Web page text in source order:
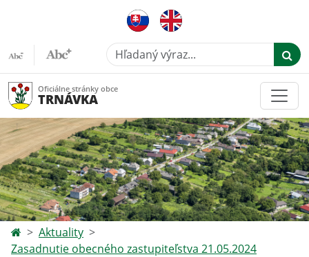
Hľadaný výraz...
Oficiálne stránky obce
TRNÁVKA
Aktuality
Zasadnutie obecného zastupiteľstva 21.05.2024